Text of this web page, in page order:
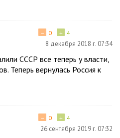
+ 4
− 0
8 декабря 2018 г. 07:34
СССР все теперь у власти,
Теперь вернулась Россия к
+ 4
− 0
26 сентября 2019 г. 07:32